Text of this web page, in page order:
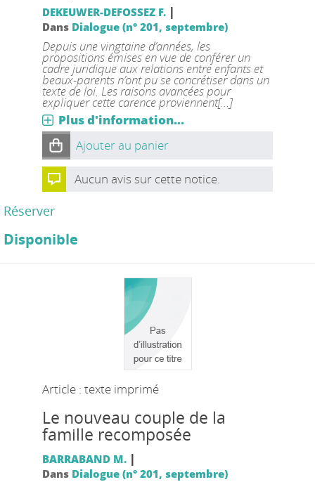
DEKEUWER-DEFOSSEZ F. |
Dans Dialogue (n° 201, septembre)
Depuis une vingtaine d’années, les
propositions émises en vue de conférer un
cadre juridique aux relations entre enfants et
beaux-parents n’ont pu se concrétiser dans un
texte de loi. Les raisons avancées pour
expliquer cette carence proviennent[...]
Plus d'information...
Ajouter au panier
Aucun avis sur cette notice.
Réserver
Disponible
Article : texte imprimé
Le nouveau couple de la
famille recomposée
BARRABAND M. |
Dans Dialogue (n° 201, septembre)